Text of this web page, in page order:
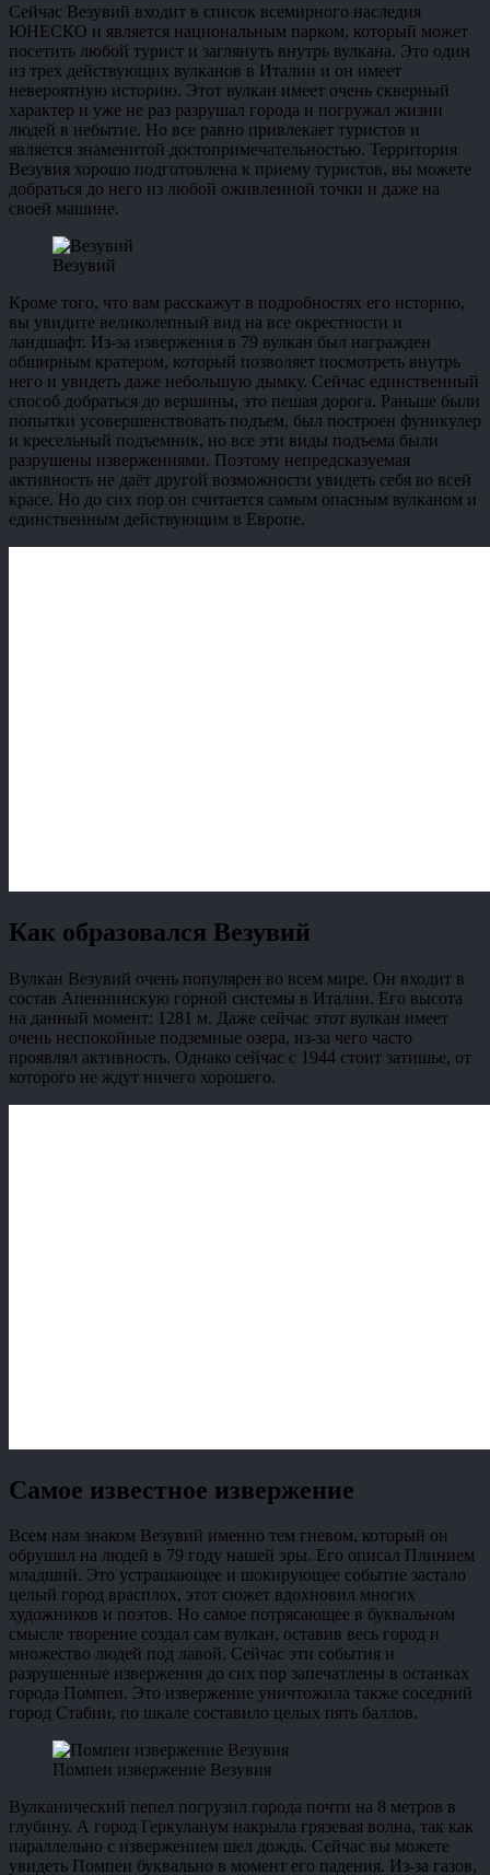
Сейчас Везувий входит в список всемирного наследия
ЮНЕСКО и является национальным парком, который может
посетить любой турист и заглянуть внутрь вулкана. Это один
из трех действующих вулканов в Италии и он имеет
невероятную историю. Этот вулкан имеет очень скверный
характер и уже не раз разрушал города и погружал жизни
людей в небытие. Но все равно привлекает туристов и
является знаменитой достопримечательностью. Территория
Везувия хорошо подготовлена к приему туристов, вы можете
добраться до него из любой оживленной точки и даже на
своей машине.
Везувий
Кроме того, что вам расскажут в подробностях его историю,
вы увидите великолепный вид на все окрестности и
ландшафт. Из-за извержения в 79 вулкан был награжден
обширным кратером, который позволяет посмотреть внутрь
него и увидеть даже небольшую дымку. Сейчас единственный
способ добраться до вершины, это пешая дорога. Раньше были
попытки усовершенствовать подъем, был построен фуникулер
и кресельный подъемник, но все эти виды подъема были
разрушены извержениями. Поэтому непредсказуемая
активность не даёт другой возможности увидеть себя во всей
красе. Но до сих пор он считается самым опасным вулканом и
единственным действующим в Европе.
Как образовался Везувий
Вулкан Везувий очень популярен во всем мире. Он входит в
состав Апеннинскую горной системы в Италии. Его высота
на данный момент: 1281 м. Даже сейчас этот вулкан имеет
очень неспокойные подземные озера, из-за чего часто
проявлял активность. Однако сейчас с 1944 стоит затишье, от
которого не ждут ничего хорошего.
Самое известное извержение
Всем нам знаком Везувий именно тем гневом, который он
обрушил на людей в 79 году нашей эры. Его описал Плинием
младший. Это устрашающее и шокирующее событие застало
целый город врасплох, этот сюжет вдохновил многих
художников и поэтов. Но самое потрясающее в буквальном
смысле творение создал сам вулкан, оставив весь город и
множество людей под лавой. Сейчас эти события и
разрушенные извержения до сих пор запечатлены в останках
города Помпеи. Это извержение уничтожила также соседний
город Стабии, по шкале составило целых пять баллов.
Помпеи извержение Везувия
Вулканический пепел погрузил города почти на 8 метров в
глубину. А город Геркуланум накрыла грязевая волна, так как
параллельно с извержением шел дождь. Сейчас вы можете
увидеть Помпеи буквально в момент его падения. Из-за газов,